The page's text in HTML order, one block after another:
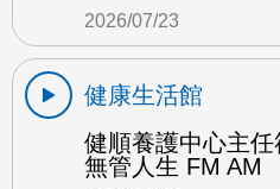
2026/07/23
健康生活館
健順養護中心主
無管人生 FM AM